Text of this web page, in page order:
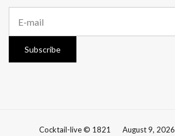
a
Subscribe
Cocktail-live © 1821 August 9, 2026